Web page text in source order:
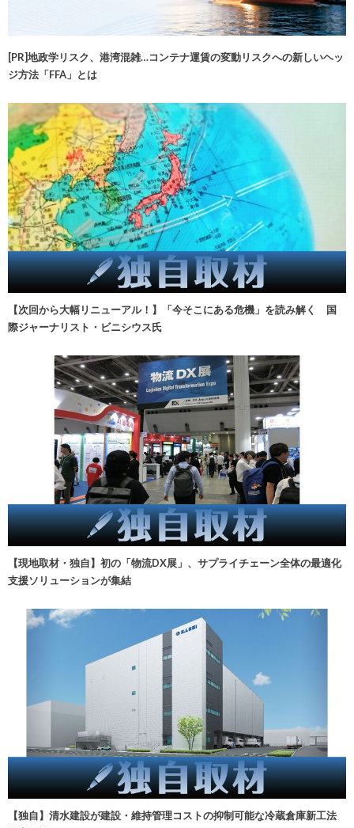
[PR]地政学リスク、港湾混雑…コンテナ運賃の変動リスクへの新しいヘッ
ジ方法「FFA」とは
【次回から大幅リニューアル！】「今そこにある危機」を読み解く 国
際ジャーナリスト・ビニシウス氏
【現地取材・独自】初の「物流DX展」、サプライチェーン全体の最適化
支援ソリューションが集結
【独自】清水建設が建設・維持管理コストの抑制可能な冷蔵倉庫新工法